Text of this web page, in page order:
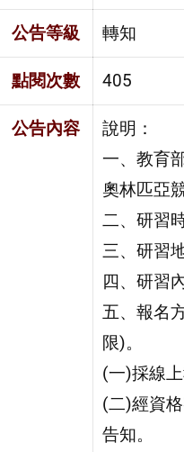
公告等級 轉知
點閱次數 405
公告內容
說明：
一、教育
奧林匹亞
二、研習
三、研習
四、研習
五、報名
限)。
(一)採線
(二)經資
告知。